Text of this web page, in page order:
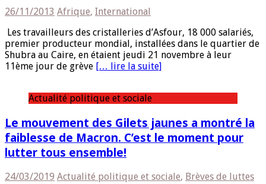
26/11/2013 Afrique, International
Les travailleurs des cristalleries d’Asfour, 18 000 salariés,
premier producteur mondial, installées dans le quartier de
Shubra au Caire, en étaient jeudi 21 novembre à leur
11ème jour de grève [… lire la suite]
Actualité politique et sociale
Le mouvement des Gilets jaunes a montré la
faiblesse de Macron. C’est le moment pour
lutter tous ensemble!
24/03/2019 Actualité politique et sociale, Brèves de luttes